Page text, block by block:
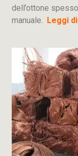
dell’ottone
manuale. Leggi